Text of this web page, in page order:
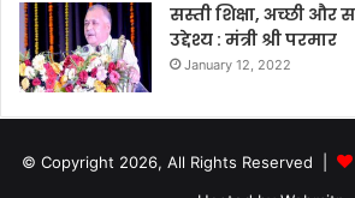
सस्ती शिक्षा, अच्छी और
उद्देश्य : मंत्री श्री परमार
January 12, 2022
© Copyright 2026, All Rights Reserved |